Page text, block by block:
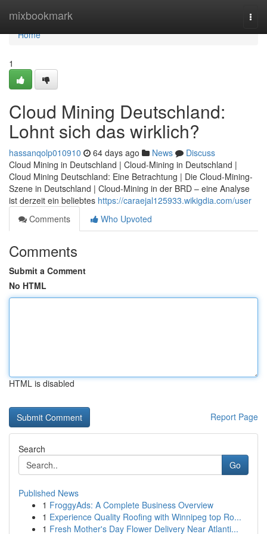
mixbookmark
Home
Home
1
Cloud Mining Deutschland:
Lohnt sich das wirklich?
hassanqolp010910 64 days ago News
Discuss
Cloud Mining in Deutschland | Cloud-Mining in Deutschland |
Cloud Mining Deutschland: Eine Betrachtung | Die Cloud-Mining-
Szene in Deutschland | Cloud-Mining in der BRD – eine Analyse
ist derzeit ein beliebtes https://caraejal125933.wikigdia.com/user
Comments
Who Upvoted
Comments
Submit a Comment
No HTML
HTML is disabled
Report Page
Search
Go
Published News
1 FroggyAds: A Complete Business Overview
1 Experience Quality Roofing with Winnipeg top Ro...
1 Fresh Mother's Day Flower Delivery Near Atlanti...